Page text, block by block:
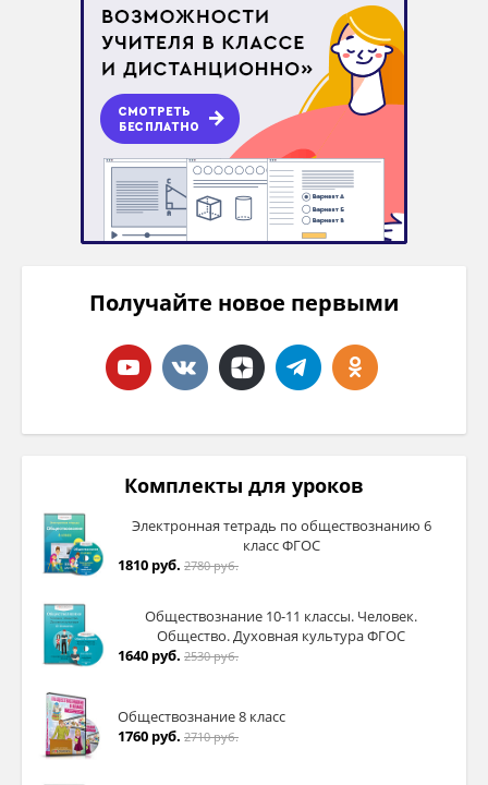
Получайте новое первыми
Комплекты для уроков
Электронная тетрадь по обществознанию 6
класс ФГОС
1810 руб. 2780 руб.
Обществознание 10-11 классы. Человек.
Общество. Духовная культура ФГОС
1640 руб. 2530 руб.
Обществознание 8 класс
1760 руб. 2710 руб.